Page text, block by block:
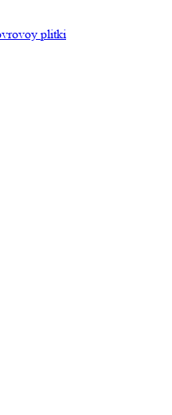
plitki